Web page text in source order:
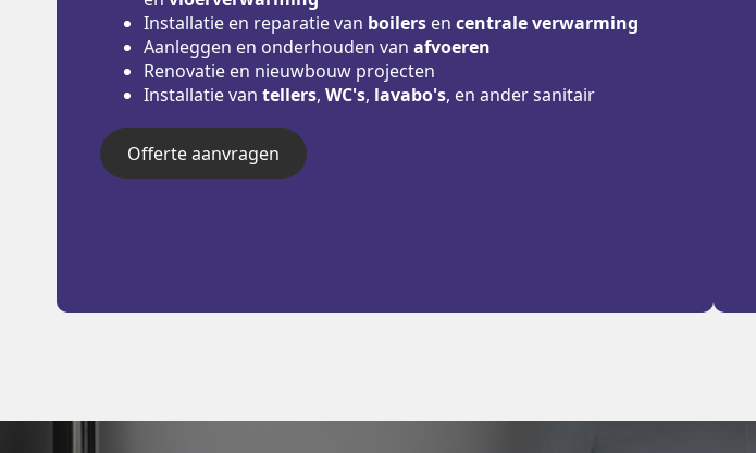
Installatie en reparatie van boilers en centrale verwarming
Aanleggen en onderhouden van afvoeren
Renovatie en nieuwbouw projecten
Installatie van tellers, WC's, lavabo's, en ander sanitair
Offerte aanvragen